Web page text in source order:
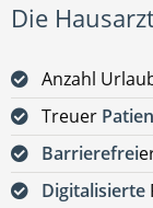
Die
Anzahl
Treuer
Barrierefrei
Digitalisierte